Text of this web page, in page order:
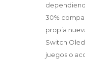
30%
propia
Switch
juegos o